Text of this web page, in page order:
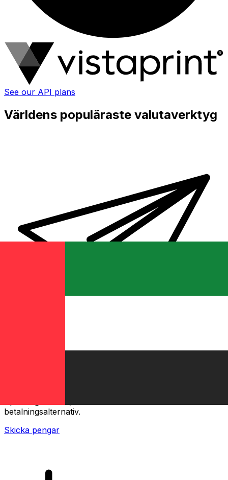
See our API plans
Världens populäraste valutaverktyg
betalningsalternativ.
Skicka pengar